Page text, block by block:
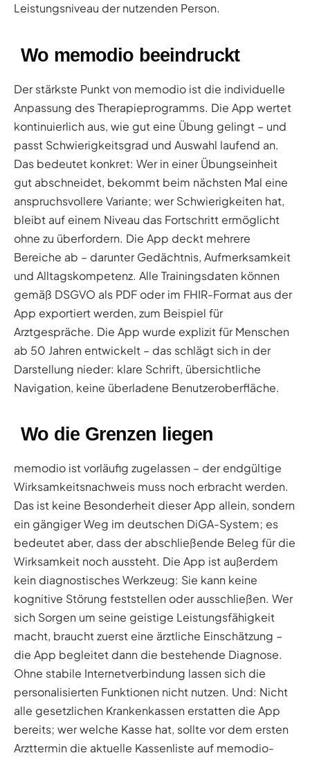
Leistungsniveau der nutzenden Person.
Wo memodio beeindruckt
Der stärkste Punkt von memodio ist die individuelle
Anpassung des Therapieprogramms. Die App wertet
kontinuierlich aus, wie gut eine Übung gelingt – und
passt Schwierigkeitsgrad und Auswahl laufend an.
Das bedeutet konkret: Wer in einer Übungseinheit
gut abschneidet, bekommt beim nächsten Mal eine
anspruchsvollere Variante; wer Schwierigkeiten hat,
bleibt auf einem Niveau das Fortschritt ermöglicht
ohne zu überfordern. Die App deckt mehrere
Bereiche ab – darunter Gedächtnis, Aufmerksamkeit
und Alltagskompetenz. Alle Trainingsdaten können
gemäß DSGVO als PDF oder im FHIR-Format aus der
App exportiert werden, zum Beispiel für
Arztgespräche. Die App wurde explizit für Menschen
ab 50 Jahren entwickelt – das schlägt sich in der
Darstellung nieder: klare Schrift, übersichtliche
Navigation, keine überladene Benutzeroberfläche.
Wo die Grenzen liegen
memodio ist vorläufig zugelassen – der endgültige
Wirksamkeitsnachweis muss noch erbracht werden.
Das ist keine Besonderheit dieser App allein, sondern
ein gängiger Weg im deutschen DiGA-System; es
bedeutet aber, dass der abschließende Beleg für die
Wirksamkeit noch aussteht. Die App ist außerdem
kein diagnostisches Werkzeug: Sie kann keine
kognitive Störung feststellen oder ausschließen. Wer
sich Sorgen um seine geistige Leistungsfähigkeit
macht, braucht zuerst eine ärztliche Einschätzung –
die App begleitet dann die bestehende Diagnose.
Ohne stabile Internetverbindung lassen sich die
personalisierten Funktionen nicht nutzen. Und: Nicht
alle gesetzlichen Krankenkassen erstatten die App
bereits; wer welche Kasse hat, sollte vor dem ersten
Arzttermin die aktuelle Kassenliste auf memodio-